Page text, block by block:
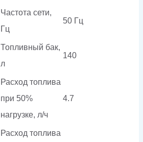
Частота сети,
Гц
50 Гц
Топливный бак,
л
140
Расход топлива
при 50%
нагрузке, л/ч
4.7
Расход топлива